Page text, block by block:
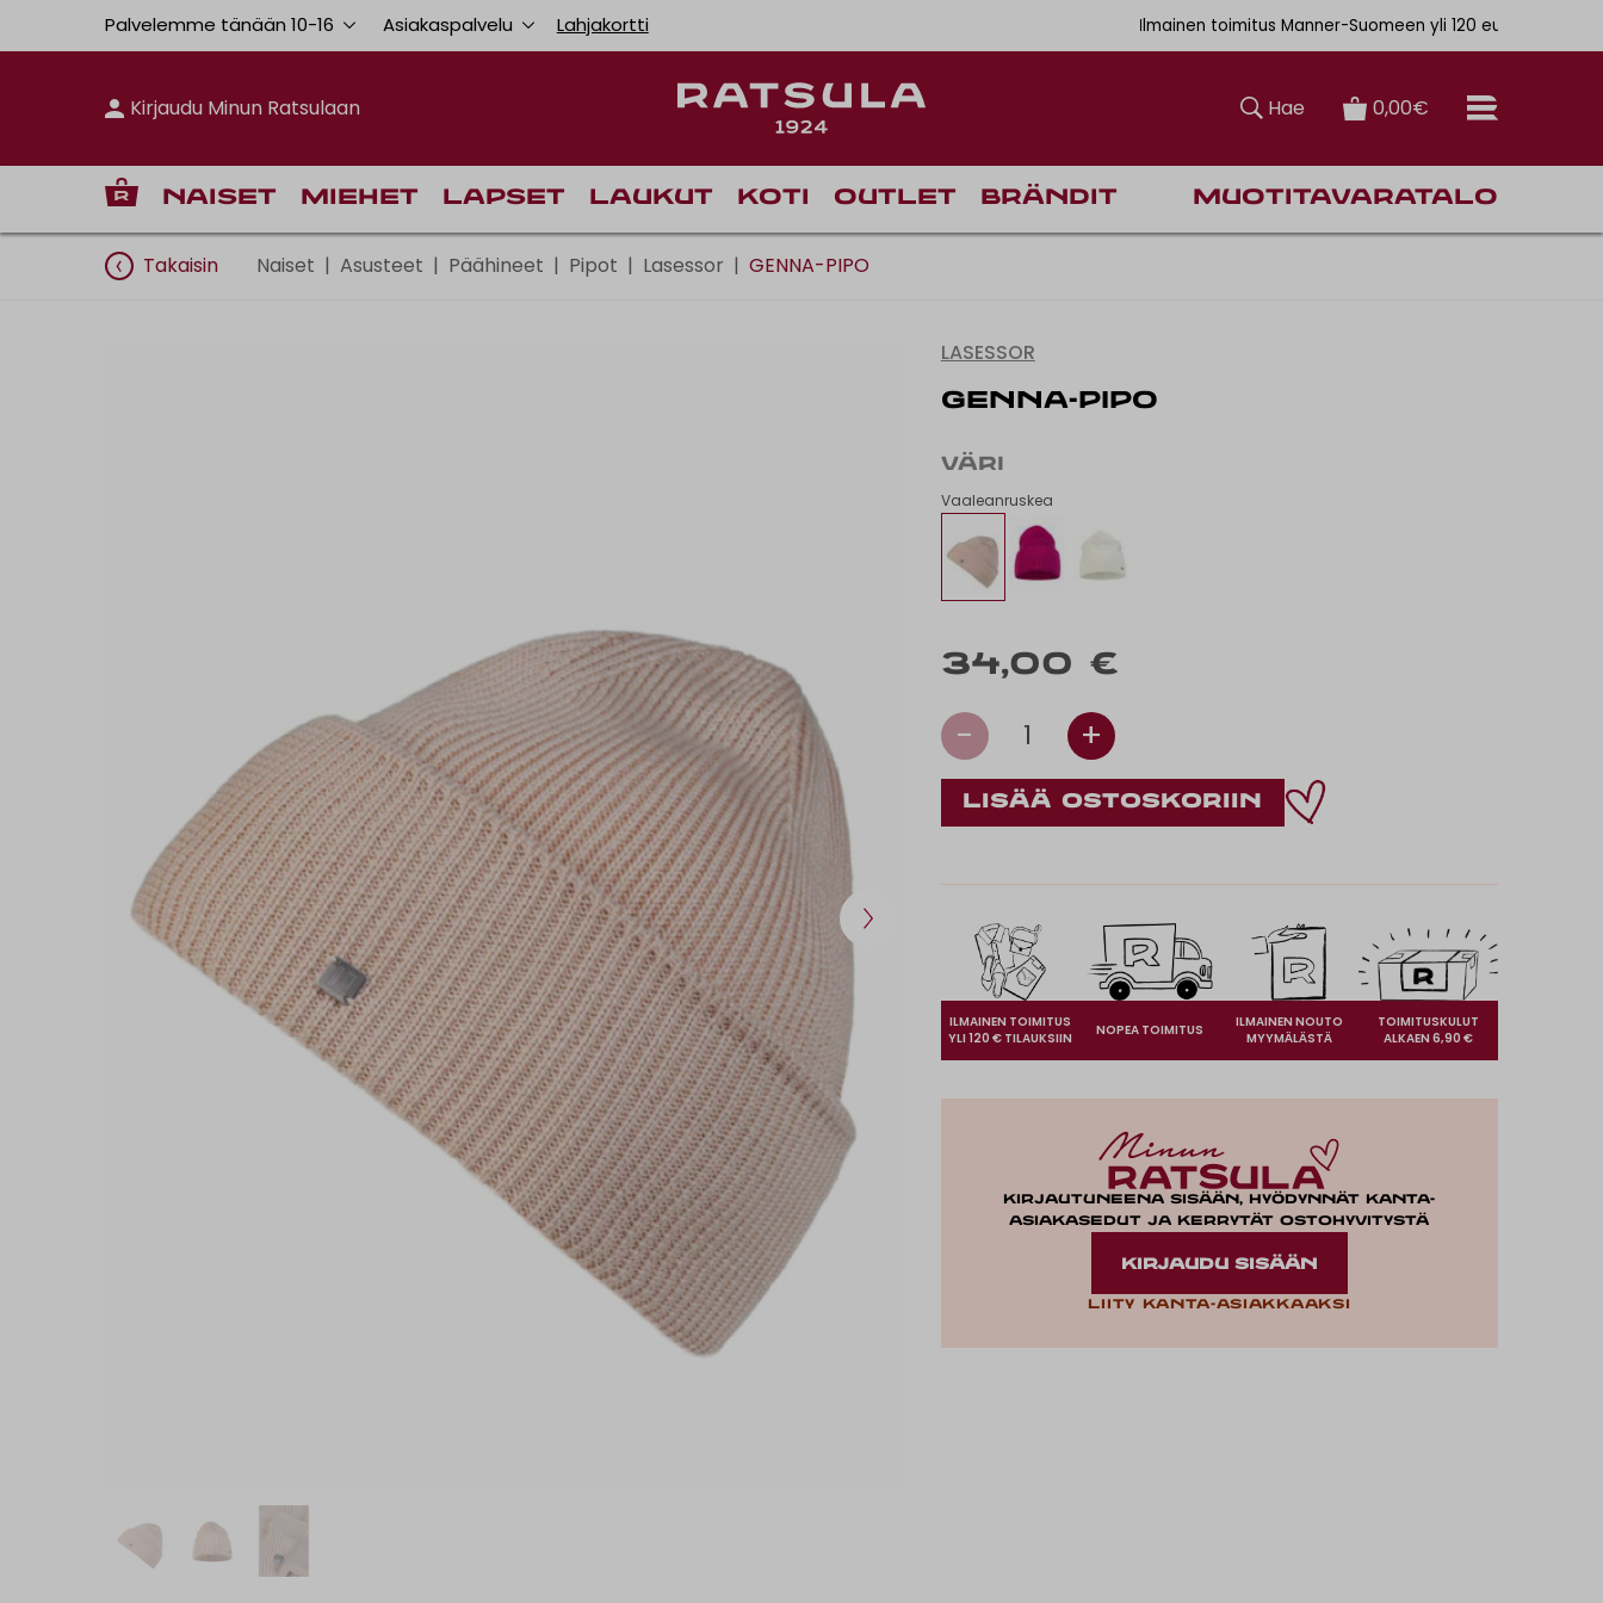
Palvelemme tänään 10-16 Asiakaspalvelu Lahjakortti Ilmainen toimitus Manner-Suomeen yli 120 euron tilauksiin
Kirjaudu Minun Ratsulaan Hae 0,00€
Naiset Miehet Lapset Laukut Koti Outlet Brändit Muotitavaratalo
Takaisin Naiset | Asusteet | Päähineet | Pipot | Lasessor | GENNA-PIPO
LASESSOR
GENNA-PIPO
VÄRI
Vaaleanruskea
34,00 €
- 1 +
ILMAINEN TOIMITUS
YLI 120 € TILAUKSIIN
NOPEA TOIMITUS
ILMAINEN NOUTO
MYYMÄLÄSTÄ
TOIMITUSKULUT
ALKAEN 6,90 €
Kirjautuneena sisään, hyödynnät kanta-
asiakasedut ja kerrytät ostohyvitystä
KIRJAUDU SISÄÄN
Liity kanta-asiakkaaksi